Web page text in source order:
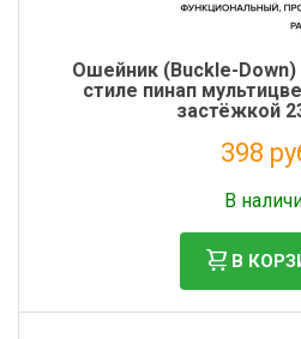
Ошейник (Buckle-
стиле пинап
застёжкой
398
В
В